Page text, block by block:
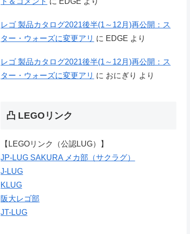
レゴ 製品カタログ2021後半(1～12月)再公開：ス
ター・ウォーズに変更アリ に EDGE より
レゴ 製品カタログ2021後半(1～12月)再公開：ス
ター・ウォーズに変更アリ に おにぎり より
凸 LEGOリンク
【LEGOリンク（公認LUG）】
JP-LUG SAKURA メカ部（サクラグ）
J-LUG
KLUG
阪大レゴ部
JT-LUG